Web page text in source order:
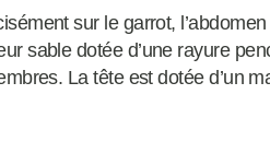
sur le garrot,
sable dotée d’une rayure
La tête est dotée d’un